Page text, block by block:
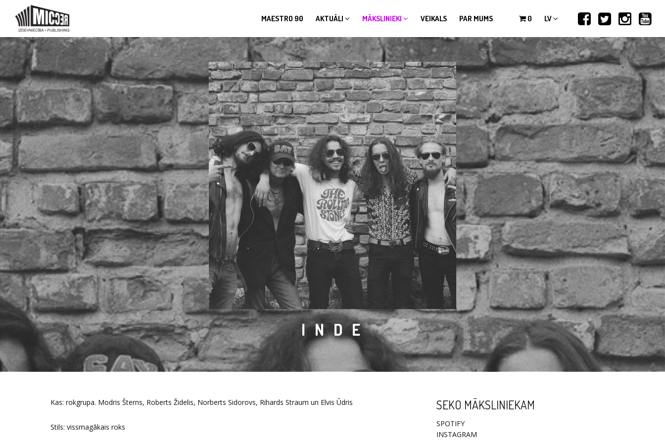
MAESTRO 90 AKTUĀLI MĀKSLINIEKI VEIKALS PAR MUMS 0 LV
I N D E
Kas: rokgrupa. Modris Šterns, Roberts Židelis, Norberts Sidorovs, Rihards Straum un Elvis Ūdris
Stils: vissmagākais roks
SEKO MĀKSLINIEKAM
SPOTIFY
INSTAGRAM